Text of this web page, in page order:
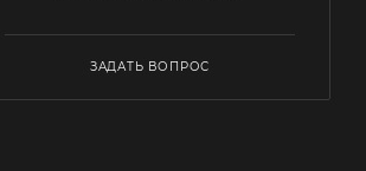
ЗАДАТЬ ВОПРОС